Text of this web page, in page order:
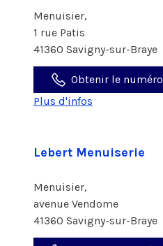
Menuisier,
1 rue Patis
41360 Savigny-sur-Braye
Obtenir le numéro
Plus d'infos
Lebert Menuiserie
Menuisier,
avenue Vendome
41360 Savigny-sur-Braye